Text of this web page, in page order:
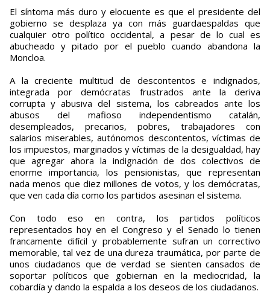
El síntoma más duro y elocuente es que el presidente del
gobierno se desplaza ya con más guardaespaldas que
cualquier otro político occidental, a pesar de lo cual es
abucheado y pitado por el pueblo cuando abandona la
Moncloa.
A la creciente multitud de descontentos e indignados,
integrada por demócratas frustrados ante la deriva
corrupta y abusiva del sistema, los cabreados ante los
abusos del mafioso independentismo catalán,
desempleados, precarios, pobres, trabajadores con
salarios miserables, autónomos descontentos, víctimas de
los impuestos, marginados y víctimas de la desigualdad, hay
que agregar ahora la indignación de dos colectivos de
enorme importancia, los pensionistas, que representan
nada menos que diez millones de votos, y los demócratas,
que ven cada día como los partidos asesinan el sistema.
Con todo eso en contra, los partidos políticos
representados hoy en el Congreso y el Senado lo tienen
francamente difícil y probablemente sufran un correctivo
memorable, tal vez de una dureza traumática, por parte de
unos ciudadanos que de verdad se sienten cansados de
soportar políticos que gobiernan en la mediocridad, la
cobardía y dando la espalda a los deseos de los ciudadanos.